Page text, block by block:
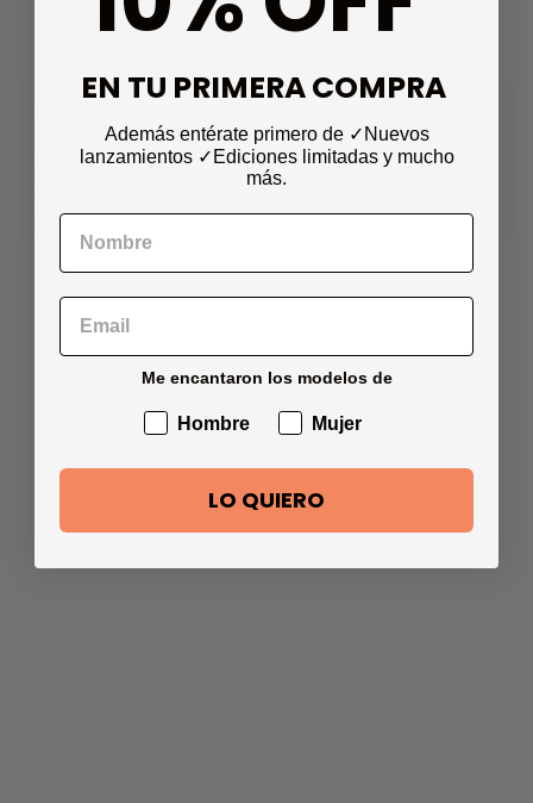
ENVÍO
CAMBIOS Y DEVOLUCIONES
Te podría interesar
EN TU PRIMERA COMPRA
Además entérate primero de ✓Nuevos
lanzamientos ✓Ediciones limitadas y mucho
más.
Me encantaron los modelos de
Hombre Mujer
LO QUIERO